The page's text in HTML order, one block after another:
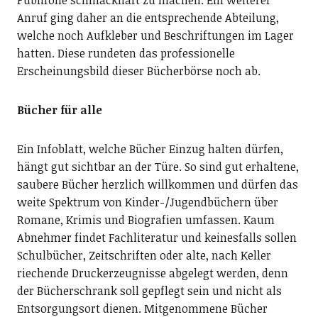
Anruf ging daher an die entsprechende Abteilung,
welche noch Aufkleber und Beschriftungen im Lager
hatten. Diese rundeten das professionelle
Erscheinungsbild dieser Bücherbörse noch ab.
Bücher für alle
Ein Infoblatt, welche Bücher Einzug halten dürfen,
hängt gut sichtbar an der Türe. So sind gut erhaltene,
saubere Bücher herzlich willkommen und dürfen das
weite Spektrum von Kinder-/Jugendbüchern über
Romane, Krimis und Biografien umfassen. Kaum
Abnehmer findet Fachliteratur und keinesfalls sollen
Schulbücher, Zeitschriften oder alte, nach Keller
riechende Druck­erzeugnisse abgelegt werden, denn
der Bücherschrank soll gepflegt sein und nicht als
Entsorgungsort dienen. Mitgenommene Bücher